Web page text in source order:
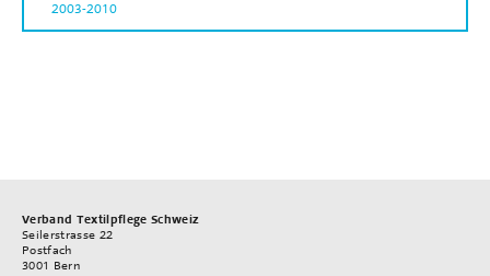
2003-2010
Verband Textilpflege Schweiz
Seilerstrasse 22
Postfach
3001 Bern